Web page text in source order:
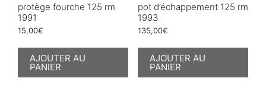
protège fourche 125 rm
1991
15,00€
AJOUTER AU
PANIER
pot d’échappement 125 rm
1993
135,00€
AJOUTER AU
PANIER